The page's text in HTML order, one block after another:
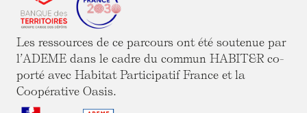
Les ressources de ce parcours ont été soutenue par
l’ADEME dans le cadre du commun HABIT&R co-
porté avec Habitat Participatif France et la
Coopérative Oasis.